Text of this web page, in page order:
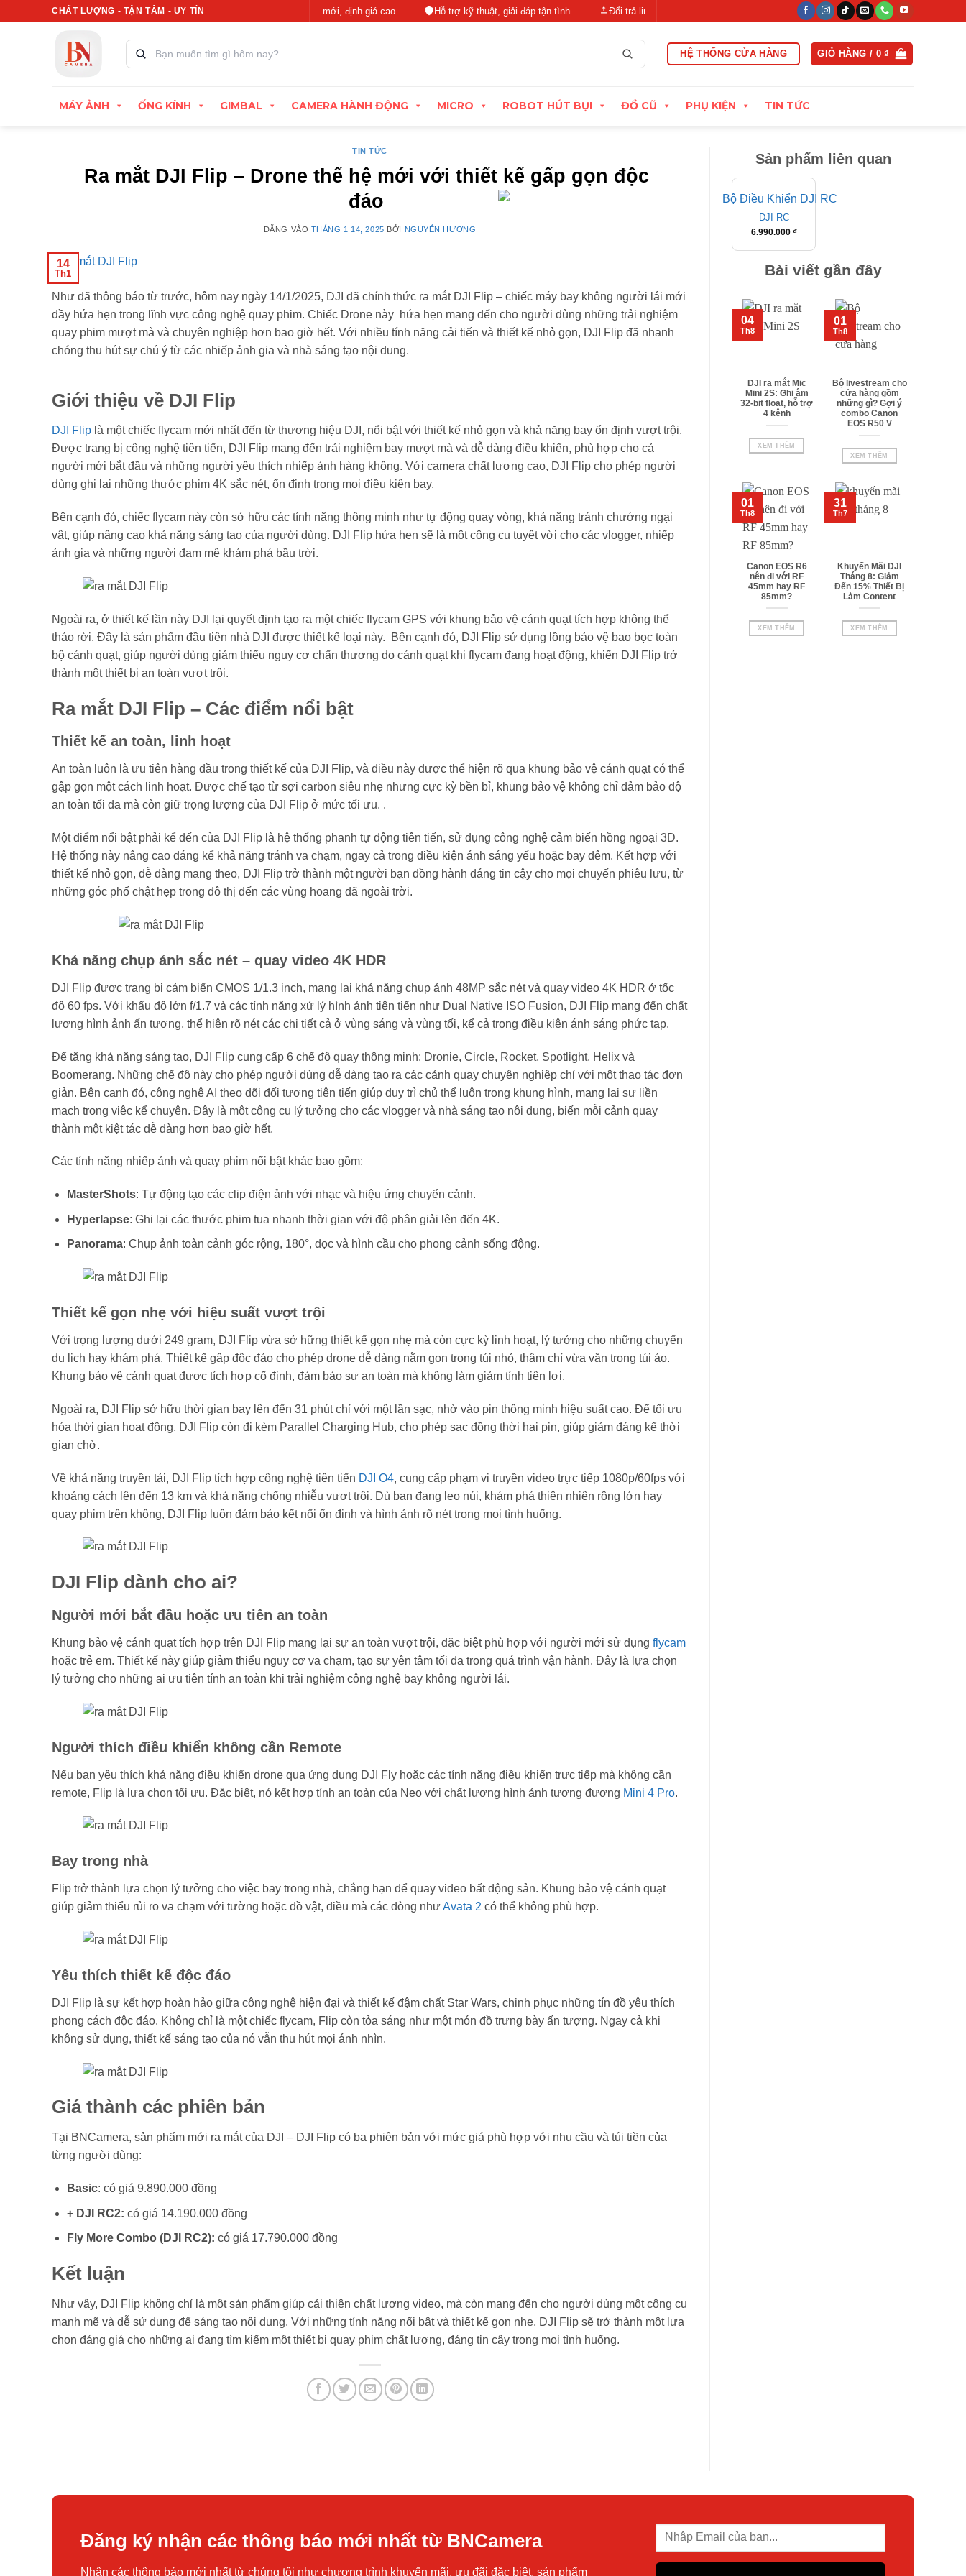
CHẤT LƯỢNG - TẬN TÂM - UY TÍN
Xuất hóa đơn VAT đầy đủ Thu cũ đổi mới, định giá cao Hỗ trợ kỹ thuật, giải đáp tận tình Đổi trả linh hoạt trong vòng 15 ngày đầu Xuất hóa đơn VAT đầy đủ
kiếm
HỆ THỐNG CỬA HÀNG GIỎ HÀNG / 0₫
MÁY ẢNH ỐNG KÍNH GIMBAL CAMERA HÀNH ĐỘNG MICRO ROBOT HÚT BỤI ĐỒ CŨ PHỤ KIỆN TIN TỨC
TIN TỨC
Ra mắt DJI Flip – Drone thế hệ mới với thiết kế gấp gọn độc
đáo
ĐĂNG VÀO THÁNG 1 14, 2025 BỞI NGUYỄN HƯƠNG
14
Th1
Như đã thông báo từ trước, hôm nay ngày 14/1/2025, DJI đã chính thức ra mắt DJI Flip – chiếc máy bay không người lái mới
đầy hứa hẹn trong lĩnh vực công nghệ quay phim. Chiếc Drone này hứa hẹn mang đến cho người dùng những trải nghiệm
quay phim mượt mà và chuyên nghiệp hơn bao giờ hết. Với nhiều tính năng cải tiến và thiết kế nhỏ gọn, DJI Flip đã nhanh
chóng thu hút sự chú ý từ các nhiếp ảnh gia và nhà sáng tạo nội dung.
Giới thiệu về DJI Flip
DJI Flip là một chiếc flycam mới nhất đến từ thương hiệu DJI, nổi bật với thiết kế nhỏ gọn và khả năng bay ổn định vượt trội.
Được trang bị công nghệ tiên tiến, DJI Flip mang đến trải nghiệm bay mượt mà và dễ dàng điều khiển, phù hợp cho cả
người mới bắt đầu và những người yêu thích nhiếp ảnh hàng không. Với camera chất lượng cao, DJI Flip cho phép người
dùng ghi lại những thước phim 4K sắc nét, ổn định trong mọi điều kiện bay.
Bên cạnh đó, chiếc flycam này còn sở hữu các tính năng thông minh như tự động quay vòng, khả năng tránh chướng ngại
vật, giúp nâng cao khả năng sáng tạo của người dùng. DJI Flip hứa hẹn sẽ là một công cụ tuyệt vời cho các vlogger, nhiếp
ảnh gia và những người đam mê khám phá bầu trời.
Ngoài ra, ở thiết kế lần này DJI lại quyết định tạo ra một chiếc flycam GPS với khung bảo vệ cánh quạt tích hợp không thể
tháo rời. Đây là sản phẩm đầu tiên nhà DJI được thiết kế loại này. Bên cạnh đó, DJI Flip sử dụng lồng bảo vệ bao bọc toàn
bộ cánh quạt, giúp người dùng giảm thiểu nguy cơ chấn thương do cánh quạt khi flycam đang hoạt động, khiến DJI Flip trở
thành một thiết bị an toàn vượt trội.
Ra mắt DJI Flip – Các điểm nổi bật
Thiết kế an toàn, linh hoạt
An toàn luôn là ưu tiên hàng đầu trong thiết kế của DJI Flip, và điều này được thể hiện rõ qua khung bảo vệ cánh quạt có thể
gập gọn một cách linh hoạt. Được chế tạo từ sợi carbon siêu nhẹ nhưng cực kỳ bền bỉ, khung bảo vệ không chỉ đảm bảo độ
an toàn tối đa mà còn giữ trọng lượng của DJI Flip ở mức tối ưu. .
Một điểm nổi bật phải kể đến của DJI Flip là hệ thống phanh tự động tiên tiến, sử dụng công nghệ cảm biến hồng ngoại 3D.
Hệ thống này nâng cao đáng kể khả năng tránh va chạm, ngay cả trong điều kiện ánh sáng yếu hoặc bay đêm. Kết hợp với
thiết kế nhỏ gọn, dễ dàng mang theo, DJI Flip trở thành một người bạn đồng hành đáng tin cậy cho mọi chuyến phiêu lưu, từ
những góc phố chật hẹp trong đô thị đến các vùng hoang dã ngoài trời.
Khả năng chụp ảnh sắc nét – quay video 4K HDR
DJI Flip được trang bị cảm biến CMOS 1/1.3 inch, mang lại khả năng chụp ảnh 48MP sắc nét và quay video 4K HDR ở tốc
độ 60 fps. Với khẩu độ lớn f/1.7 và các tính năng xử lý hình ảnh tiên tiến như Dual Native ISO Fusion, DJI Flip mang đến chất
lượng hình ảnh ấn tượng, thể hiện rõ nét các chi tiết cả ở vùng sáng và vùng tối, kể cả trong điều kiện ánh sáng phức tạp.
Để tăng khả năng sáng tạo, DJI Flip cung cấp 6 chế độ quay thông minh: Dronie, Circle, Rocket, Spotlight, Helix và
Boomerang. Những chế độ này cho phép người dùng dễ dàng tạo ra các cảnh quay chuyên nghiệp chỉ với một thao tác đơn
giản. Bên cạnh đó, công nghệ AI theo dõi đối tượng tiên tiến giúp duy trì chủ thể luôn trong khung hình, mang lại sự liền
mạch trong việc kể chuyện. Đây là một công cụ lý tưởng cho các vlogger và nhà sáng tạo nội dung, biến mỗi cảnh quay
thành một kiệt tác dễ dàng hơn bao giờ hết.
Các tính năng nhiếp ảnh và quay phim nổi bật khác bao gồm:
MasterShots: Tự động tạo các clip điện ảnh với nhạc và hiệu ứng chuyển cảnh.
Hyperlapse: Ghi lại các thước phim tua nhanh thời gian với độ phân giải lên đến 4K.
Panorama: Chụp ảnh toàn cảnh góc rộng, 180°, dọc và hình cầu cho phong cảnh sống động.
Thiết kế gọn nhẹ với hiệu suất vượt trội
Với trọng lượng dưới 249 gram, DJI Flip vừa sở hững thiết kế gọn nhẹ mà còn cực kỳ linh hoạt, lý tưởng cho những chuyến
du lịch hay khám phá. Thiết kế gập độc đáo cho phép drone dễ dàng nằm gọn trong túi nhỏ, thậm chí vừa vặn trong túi áo.
Khung bảo vệ cánh quạt được tích hợp cố định, đảm bảo sự an toàn mà không làm giảm tính tiện lợi.
Ngoài ra, DJI Flip sở hữu thời gian bay lên đến 31 phút chỉ với một lần sạc, nhờ vào pin thông minh hiệu suất cao. Để tối ưu
hóa thời gian hoạt động, DJI Flip còn đi kèm Parallel Charging Hub, cho phép sạc đồng thời hai pin, giúp giảm đáng kể thời
gian chờ.
Về khả năng truyền tải, DJI Flip tích hợp công nghệ tiên tiến DJI O4, cung cấp phạm vi truyền video trực tiếp 1080p/60fps với
khoảng cách lên đến 13 km và khả năng chống nhiễu vượt trội. Dù bạn đang leo núi, khám phá thiên nhiên rộng lớn hay
quay phim trên không, DJI Flip luôn đảm bảo kết nối ổn định và hình ảnh rõ nét trong mọi tình huống.
DJI Flip dành cho ai?
Người mới bắt đầu hoặc ưu tiên an toàn
Khung bảo vệ cánh quạt tích hợp trên DJI Flip mang lại sự an toàn vượt trội, đặc biệt phù hợp với người mới sử dụng flycam
hoặc trẻ em. Thiết kế này giúp giảm thiểu nguy cơ va chạm, tạo sự yên tâm tối đa trong quá trình vận hành. Đây là lựa chọn
lý tưởng cho những ai ưu tiên tính an toàn khi trải nghiệm công nghệ bay không người lái.
Người thích điều khiển không cần Remote
Nếu bạn yêu thích khả năng điều khiển drone qua ứng dụng DJI Fly hoặc các tính năng điều khiển trực tiếp mà không cần
remote, Flip là lựa chọn tối ưu. Đặc biệt, nó kết hợp tính an toàn của Neo với chất lượng hình ảnh tương đương Mini 4 Pro.
Bay trong nhà
Flip trở thành lựa chọn lý tưởng cho việc bay trong nhà, chẳng hạn để quay video bất động sản. Khung bảo vệ cánh quạt
giúp giảm thiểu rủi ro va chạm với tường hoặc đồ vật, điều mà các dòng nhưAvata 2 có thể không phù hợp.
Yêu thích thiết kế độc đáo
DJI Flip là sự kết hợp hoàn hảo giữa công nghệ hiện đại và thiết kế đậm chất Star Wars, chinh phục những tín đồ yêu thích
phong cách độc đáo. Không chỉ là một chiếc flycam, Flip còn tỏa sáng như một món đồ trưng bày ấn tượng. Ngay cả khi
không sử dụng, thiết kế sáng tạo của nó vẫn thu hút mọi ánh nhìn.
Giá thành các phiên bản
Tại BNCamera, sản phẩm mới ra mắt của DJI – DJI Flip có ba phiên bản với mức giá phù hợp với nhu cầu và túi tiền của
từng người dùng:
Basic: có giá 9.890.000 đồng
+ DJI RC2: có giá 14.190.000 đồng
Fly More Combo (DJI RC2): có giá 17.790.000 đồng
Kết luận
Như vậy, DJI Flip không chỉ là một sản phẩm giúp cải thiện chất lượng video, mà còn mang đến cho người dùng một công cụ
mạnh mẽ và dễ sử dụng để sáng tạo nội dung. Với những tính năng nổi bật và thiết kế gọn nhẹ, DJI Flip sẽ trở thành một lựa
chọn đáng giá cho những ai đang tìm kiếm một thiết bị quay phim chất lượng, đáng tin cậy trong mọi tình huống.
Sản phẩm liên quan
DJI RC
6.990.000 ₫
Bài viết gần đây
DJI ra mắt Mic
Mini 2S: Ghi âm
32-bit float, hỗ trợ
4 kênh
XEM THÊM
04
Th8
Bộ livestream cho
cửa hàng gồm
những gì? Gợi ý
combo Canon
EOS R50 V
XEM THÊM
01
Th8
Canon EOS R6
nên đi với RF
45mm hay RF
85mm?
XEM THÊM
01
Th8
Khuyến Mãi DJI
Tháng 8: Giảm
Đến 15% Thiết Bị
Làm Content
XEM THÊM
31
Th7
Đăng ký nhận các thông báo mới nhất từ BNCamera
Nhận các thông báo mới nhất từ chúng tôi như chương trình khuyến mãi, ưu đãi đặc biệt, sản phẩm